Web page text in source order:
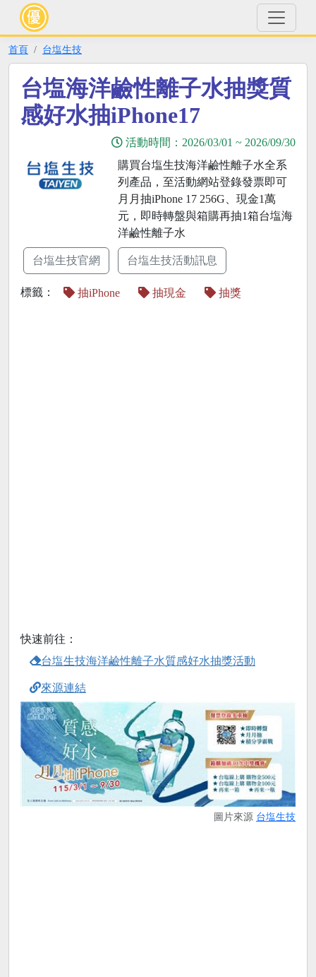
首頁 台塩生技
台塩海洋鹼性離子水抽獎質
感好水抽iPhone17
活動時間： 2026/03/01 ~ 2026/09/30
購買台塩生技海洋鹼性離子水全系
列產品，至活動網站登錄發票即可
月月抽iPhone 17 256G、現金1萬
元，即時轉盤與箱購再抽1箱台塩海
洋鹼性離子水
台塩生技官網 台塩生技活動訊息
標籤： 抽iPhone 抽現金 抽獎
快速前往：
台塩生技海洋鹼性離子水質感好水抽獎活動
來源連結
圖片來源 台塩生技